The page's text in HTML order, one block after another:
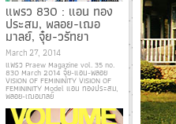
แพรว 830 : แอน ทอง
ประสม, พลอย-เฌอ
มาลย์, จุ๋ย-วรัทยา
March 27, 2014
แพรว Praew Magazine vol. 35 no.
830 March 2014 จุ๋ย-แอน-พลอย
VISION OF FEMININITY VISION OF
FEMININITY Model แอน ทองประสม,
พลอย-เฌอมาลย์